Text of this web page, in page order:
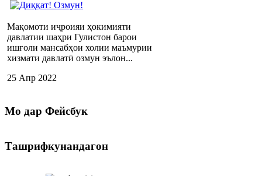
Мақомоти иҷроияи ҳокимияти
давлатии шаҳри Гулистон барои
ишғоли мансабҳои холии маъмурии
хизмати давлатӣ озмун эълон...
25 Апр 2022
Мо дар Фейсбук
Ташрифкунандагон